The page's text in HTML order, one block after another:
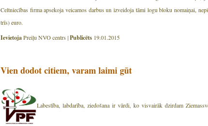
Celtniecības firma apsekoja veicamos darbus un izveidoja tāmi logu bloku nomaiņai,
trīs) euro.
IevietojaPreiļu NVO centrs |Publicēts 19.01.2015
Vien dodot citiem, varam laimi gūt
Labestība, labdarība, ziedošana ir vārdi, ko visvairāk dzirdam